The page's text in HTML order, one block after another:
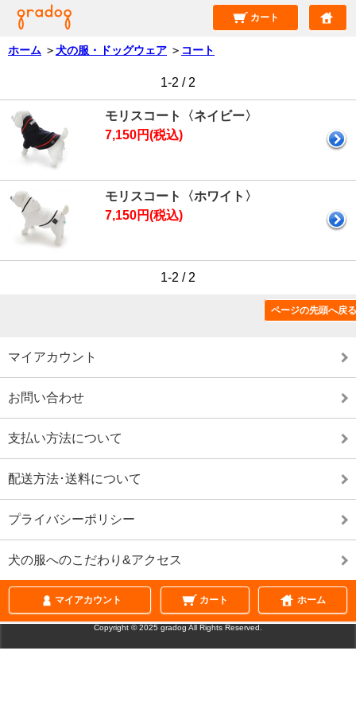
カート
ホーム ＞犬の服・ドッグウェア ＞ コート
1-2 / 2
モリスコート〈ネイビー〉
7,150円(税込)
モリスコート〈ホワイト〉
7,150円(税込)
1-2 / 2
ページの先頭へ戻る
マイアカウント
お問い合わせ
支払い方法について
配送方法･送料について
プライバシーポリシー
犬の服へのこだわり&アクセス
ページの先頭へ戻る
ホーム
カート
マイアカウント
表示切替 : スマートフォン
Copyright © 2025 gradog All Rights Reserved.